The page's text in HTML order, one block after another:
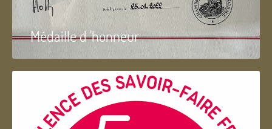
Médaille d 'honneur